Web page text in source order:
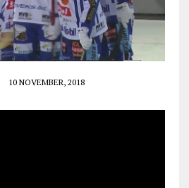
10 NOVEMBER, 2018